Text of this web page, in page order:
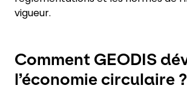
vigueur.
Comment GEODIS
l’économie circulaire ?